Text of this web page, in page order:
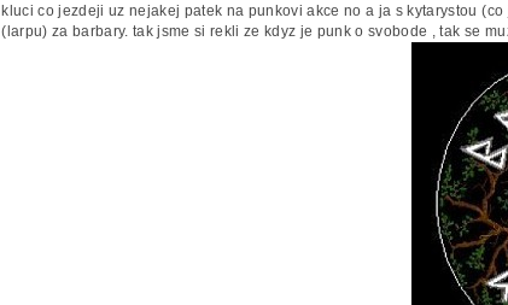
kluci co jezdeji uz nejakej patek na punkovi akce no a ja s kytarystou
(larpu) za barbary. tak jsme si rekli ze kdyz je punk o svobode , tak se